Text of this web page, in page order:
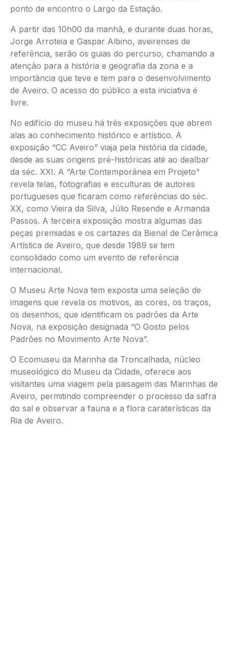
ponto de encontro o Largo da Estação.
A partir das 10h00 da manhã, e durante duas horas,
Jorge Arroteia e Gaspar Albino, aveirenses de
referência, serão os guias do percurso, chamando a
atenção para a história e geografia da zona e a
importância que teve e tem para o desenvolvimento
de Aveiro. O acesso do público a esta iniciativa é
livre.
No edifício do museu há três exposições que abrem
alas ao conhecimento histórico e artístico. A
exposição “CC Aveiro” viaja pela história da cidade,
desde as suas origens pré-históricas até ao dealbar
da séc. XXI. A “Arte Contemporânea em Projeto”
revela telas, fotografias e esculturas de autores
portugueses que ficaram como referências do séc.
XX, como Vieira da Silva, Júlio Resende e Armanda
Passos. A terceira exposição mostra algumas das
peças premiadas e os cartazes da Bienal de Cerâmica
Artística de Aveiro, que desde 1989 se tem
consolidado como um evento de referência
internacional.
O Museu Arte Nova tem exposta uma seleção de
imagens que revela os motivos, as cores, os traços,
os desenhos, que identificam os padrões da Arte
Nova, na exposição designada “O Gosto pelos
Padrões no Movimento Arte Nova”.
O Ecomuseu da Marinha da Troncalhada, núcleo
museológico do Museu da Cidade, oferece aos
visitantes uma viagem pela paisagem das Marinhas de
Aveiro, permitindo compreender o processo da safra
do sal e observar a fauna e a flora caraterísticas da
Ria de Aveiro.